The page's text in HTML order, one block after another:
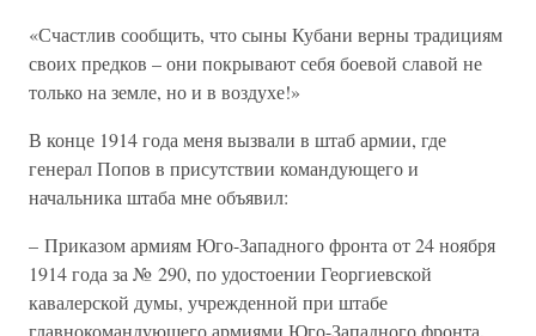
«Счастлив сообщить, что сыны Кубани верны традициям
своих предков – они покрывают себя боевой славой не
только на земле, но и в воздухе!»
В конце 1914 года меня вызвали в штаб армии, где
генерал Попов в присутствии командующего и
начальника штаба мне объявил:
– Приказом армиям Юго-Западного фронта от 24 ноября
1914 года за № 290, по удостоении Георгиевской
кавалерской думы, учрежденной при штабе
главнокомандующего армиями Юго-Западного фронта,